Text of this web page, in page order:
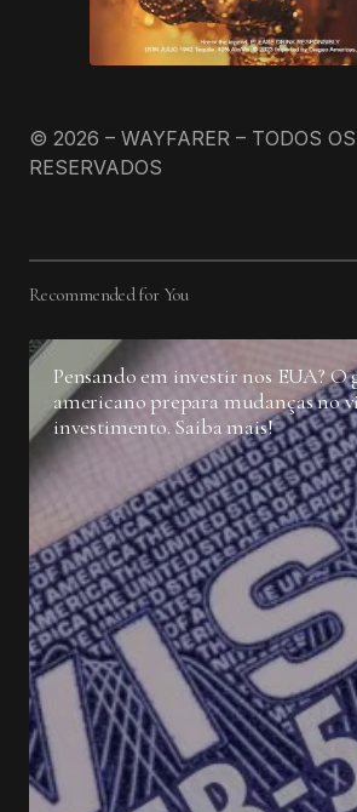
© 2026 – WAYFARER – TODOS
RESERVADOS
Recommended for You
Pensando em investir nos EUA? O
americano prepara mudanças no
investimento. Saiba mais!